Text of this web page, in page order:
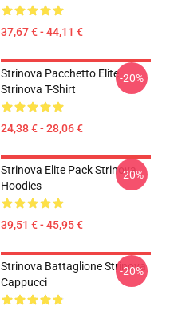
37,67 € - 44,11 €
Strinova Pacchetto Elite
Strinova T-Shirt
24,38 € - 28,06 €
-20%
Strinova Elite Pack Strinova
Hoodies
39,51 € - 45,95 €
-20%
Strinova Battaglione Strinova
Cappucci
-20%